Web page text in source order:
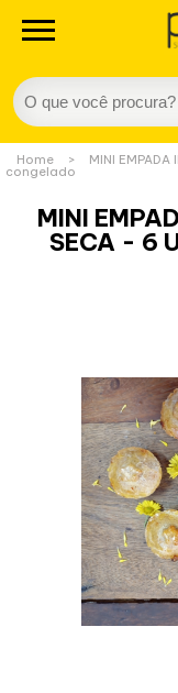
Home > MINI EMPADA
congelado
MINI
SECA - 6